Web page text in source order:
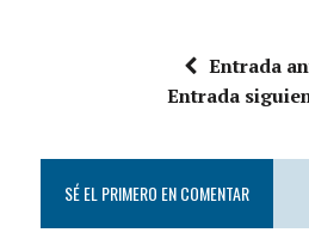
Entrada
Entrada
SÉ EL PRIMERO EN COMENTAR